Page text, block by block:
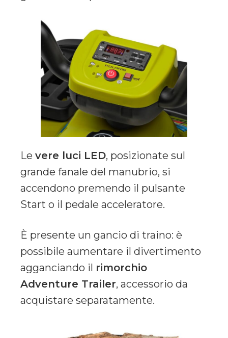
Le vere luci LED, posizionate sul
grande fanale del manubrio, si
accendono premendo il pulsante
Start o il pedale acceleratore.
È presente un gancio di traino: è
possibile aumentare il divertimento
agganciando il rimorchio
Adventure Trailer, accessorio da
acquistare separatamente.